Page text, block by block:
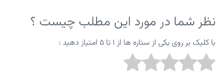
نظر شما در مورد این مطلب چیست ؟
با کلیک بر روی یکی از ستاره ها از ۱ تا ۵ امتیاز دهید :